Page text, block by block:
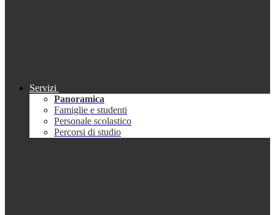
Servizi
Panoramica
Famiglie e studenti
Personale scolastico
Percorsi di studio